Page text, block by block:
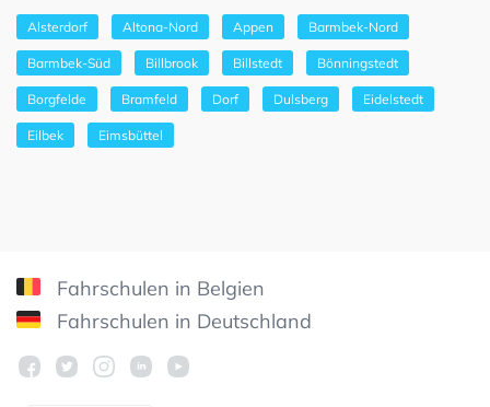
Alsterdorf Altona-Nord Appen Barmbek-Nord
Barmbek-Süd Billbrook Billstedt Bönningstedt
Borgfelde Bramfeld Dorf Dulsberg Eidelstedt
Eilbek Eimsbüttel
Fahrschulen in Belgien
Fahrschulen in Deutschland